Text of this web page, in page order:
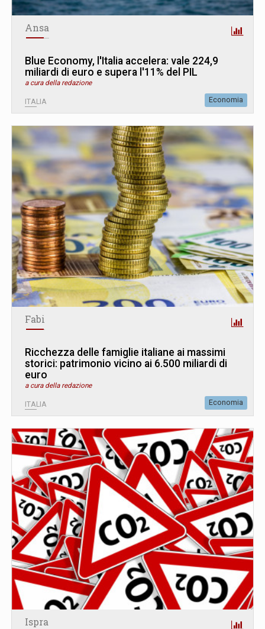
Ansa
Blue Economy, l'Italia accelera: vale 224,9
miliardi di euro e supera l'11% del PIL
a cura della redazione
ITALIA Economia
Fabi
Ricchezza delle famiglie italiane ai massimi
storici: patrimonio vicino ai 6.500 miliardi di
euro
a cura della redazione
ITALIA Economia
Ispra